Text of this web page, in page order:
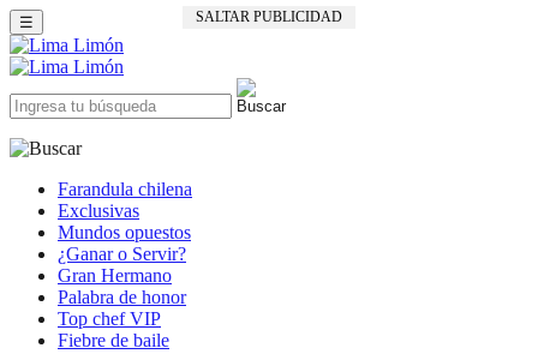
SALTAR PUBLICIDAD
☰
Farandula chilena
Exclusivas
Mundos opuestos
¿Ganar o Servir?
Gran Hermano
Palabra de honor
Top chef VIP
Fiebre de baile